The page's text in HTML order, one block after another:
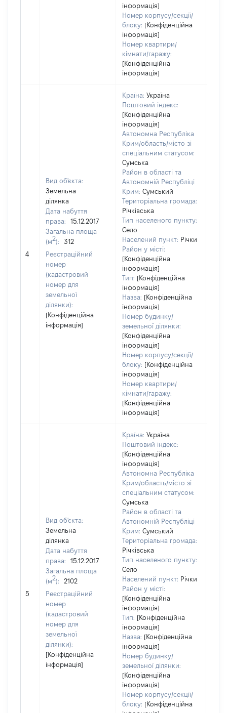
інформація]
Номер корпусу/секції/
блоку: [Конфіденційна
інформація]
Номер квартири/
кімнати/гаражу:
[Конфіденційна
інформація]
4
Вид об'єкта:
Земельна
ділянка
Дата набуття
права:
15.12.2017
Загальна площа
(м2):
312
Реєстраційний
номер
(кадастровий
номер для
земельної
ділянки):
[Конфіденційна
інформація]
Країна: Україна
Поштовий індекс:
[Конфіденційна
інформація]
Автономна Республіка
Крим/область/місто зі
спеціальним статусом:
Сумська
Район в області та
Автономній Республіці
Крим: Сумський
Територіальна громада:
Річківська
Тип населеного пункту:
Село
Населений пункт: Річки
Район у місті:
[Конфіденційна
інформація]
Тип: [Конфіденційна
інформація]
Назва: [Конфіденційна
інформація]
Номер будинку/
земельної ділянки:
[Конфіденційна
інформація]
Номер корпусу/секції/
блоку: [Конфіденційна
інформація]
Номер квартири/
кімнати/гаражу:
[Конфіденційна
інформація]
5
Вид об'єкта:
Земельна
ділянка
Дата набуття
права:
15.12.2017
Загальна площа
(м2):
2102
Реєстраційний
номер
(кадастровий
номер для
земельної
ділянки):
[Конфіденційна
інформація]
Країна: Україна
Поштовий індекс:
[Конфіденційна
інформація]
Автономна Республіка
Крим/область/місто зі
спеціальним статусом:
Сумська
Район в області та
Автономній Республіці
Крим: Сумський
Територіальна громада:
Річківська
Тип населеного пункту:
Село
Населений пункт: Річки
Район у місті:
[Конфіденційна
інформація]
Тип: [Конфіденційна
інформація]
Назва: [Конфіденційна
інформація]
Номер будинку/
земельної ділянки:
[Конфіденційна
інформація]
Номер корпусу/секції/
блоку: [Конфіденційна